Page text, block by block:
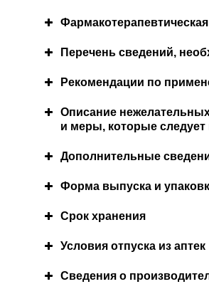
Перечень сведений,
Взаимодействия с
Специальные
Рекомендации по
Меры, которые
Рекомендации по
Описание
и меры, которые следует
Дополнительные
1 мл препарата содержит:
Форма выпуска и
Срок хранения
Условия отпуска из аптек
Сведения о